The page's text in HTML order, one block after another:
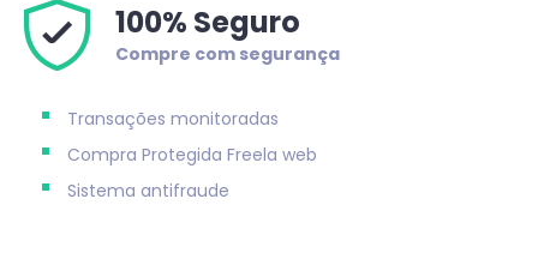
100% Seguro
Compre com segurança
Transações monitoradas
Compra Protegida Freela web
Sistema antifraude